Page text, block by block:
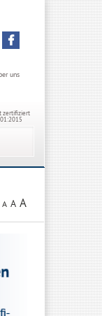
uns
zertifiziert
A A A